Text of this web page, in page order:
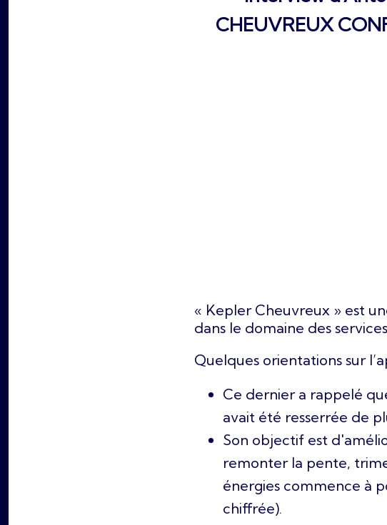
CHEUVREUX
« Kepler Cheuvreux » est
dans le domaine des
Quelques orientations sur
Ce dernier a rappelé
avait été resserrée de
Son objectif est
remonter la pente,
énergies commence à
chiffrée).